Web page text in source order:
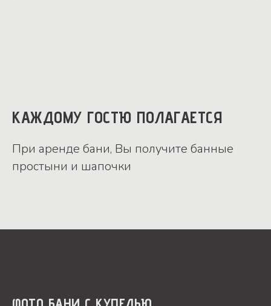
КАЖДОМУ ГОСТЮ ПОЛАГАЕТСЯ
При аренде бани, Вы получите банные
простыни и шапочки